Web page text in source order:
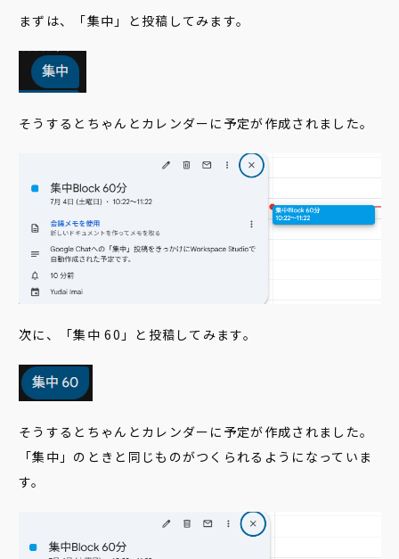
まずは、「集中」と投稿してみます。
そうするとちゃんとカレンダーに予定が作成されました。
次に、「集中 60」と投稿してみます。
そうするとちゃんとカレンダーに予定が作成されました。
「集中」のときと同じものがつくられるようになっていま
す。